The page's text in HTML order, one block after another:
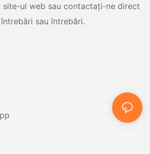
ul web sau contactați-ne direct
sau întrebări.